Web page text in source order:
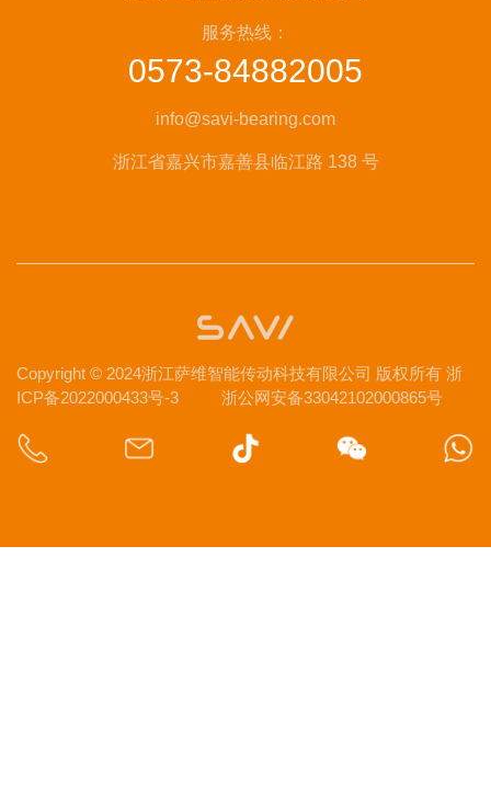
服务热线：
0573-84882005
info@savi-bearing.com
浙江省嘉兴市嘉善县临江路 138 号
Copyright © 2024浙江萨维智能传动科技有限公司 版权所有 浙
ICP备2022000433号-3
浙公网安备33042102000865号